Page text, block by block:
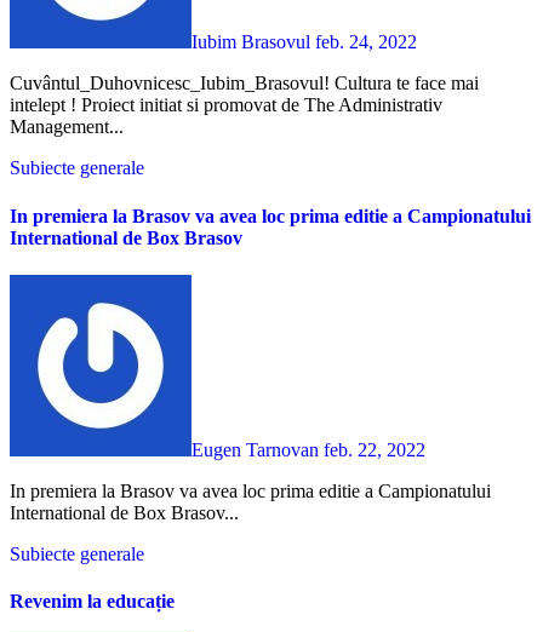
Iubim Brasovul feb. 24, 2022
Cuvântul_Duhovnicesc_Iubim_Brasovul! Cultura te face mai
intelept ! Proiect initiat si promovat de The Administrativ
Management...
Subiecte generale
In premiera la Brasov va avea loc prima editie a Campionatului
International de Box Brasov
Eugen Tarnovan feb. 22, 2022
In premiera la Brasov va avea loc prima editie a Campionatului
International de Box Brasov...
Subiecte generale
Revenim la educație